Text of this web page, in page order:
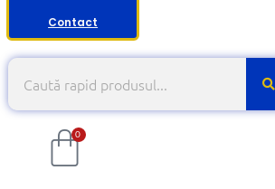
Contact
0